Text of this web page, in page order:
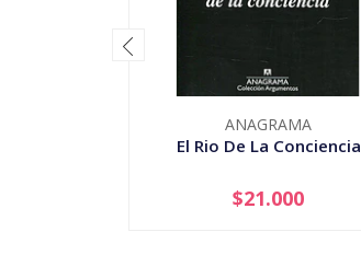
ANAGRAMA
El Rio De La Conciencia
+
$21.000